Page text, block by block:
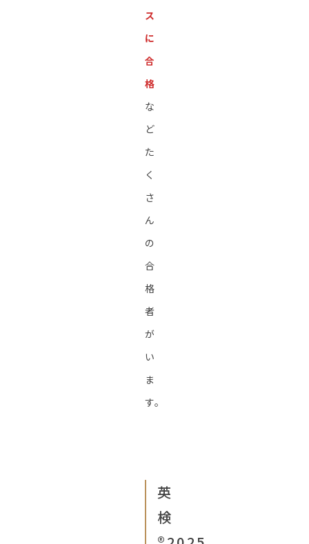
ス
に
合
格
な
ど
た
く
さ
ん
の
合
格
者
が
い
ま
す。
英
検